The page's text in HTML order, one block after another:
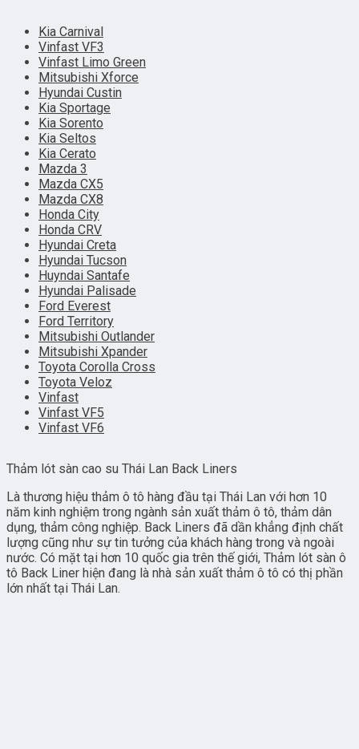
Kia Carnival
Vinfast VF3
Vinfast Limo Green
Mitsubishi Xforce
Hyundai Custin
Kia Sportage
Kia Sorento
Kia Seltos
Kia Cerato
Mazda 3
Mazda CX5
Mazda CX8
Honda City
Honda CRV
Hyundai Creta
Hyundai Tucson
Huyndai Santafe
Hyundai Palisade
Ford Everest
Ford Territory
Mitsubishi Outlander
Mitsubishi Xpander
Toyota Corolla Cross
Toyota Veloz
Vinfast
Vinfast VF5
Vinfast VF6
Thảm lót sàn cao su Thái Lan Back Liners
Là thương hiệu thảm ô tô hàng đầu tại Thái Lan với hơn 10
năm kinh nghiệm trong ngành sản xuất thảm ô tô, thảm dân
dụng, thảm công nghiệp. Back Liners đã dần khẳng định chất
lượng cũng như sự tin tưởng của khách hàng trong và ngoài
nước. Có mặt tại hơn 10 quốc gia trên thế giới, Thảm lót sàn ô
tô Back Liner hiện đang là nhà sản xuất thảm ô tô có thị phần
lớn nhất tại Thái Lan.